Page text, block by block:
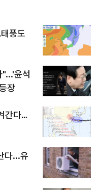
풍도
윤석
장
간다…
다...유